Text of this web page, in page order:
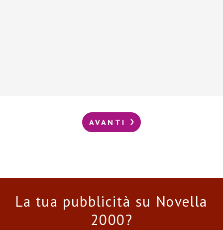
AVANTI
La tua pubblicità su Novella
2000?